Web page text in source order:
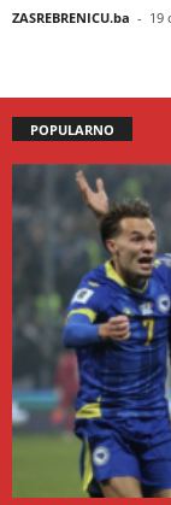
ZASREBRENICU.ba - 19
POPULARNO